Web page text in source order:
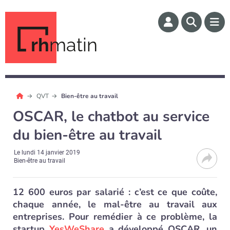
rhmatin
QVT Bien-être au travail
OSCAR, le chatbot au service
du bien-être au travail
Le lundi 14 janvier 2019
Bien-être au travail
12 600 euros par salarié : c’est ce que coûte,
chaque année, le mal-être au travail aux
entreprises. Pour remédier à ce problème, la